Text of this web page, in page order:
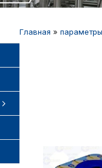
Главная » параметры